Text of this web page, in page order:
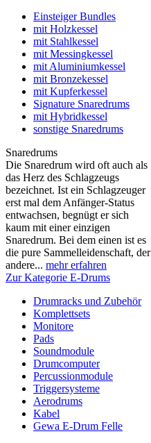
Einsteiger Bundles
mit Holzkessel
mit Stahlkessel
mit Messingkessel
mit Aluminiumkessel
mit Bronzekessel
mit Kupferkessel
Signature Snaredrums
mit Hybridkessel
sonstige Snaredrums
Snaredrums
Die Snaredrum wird oft auch als
das Herz des Schlagzeugs
bezeichnet. Ist ein Schlagzeuger
erst mal dem Anfänger-Status
entwachsen, begnügt er sich
kaum mit einer einzigen
Snaredrum. Bei dem einen ist es
die pure Sammelleidenschaft, der
andere... mehr erfahren
Zur Kategorie E-Drums
Drumracks und Zubehör
Komplettsets
Monitore
Pads
Soundmodule
Drumcomputer
Percussionmodule
Triggersysteme
Aerodrums
Kabel
Gewa E-Drum Felle